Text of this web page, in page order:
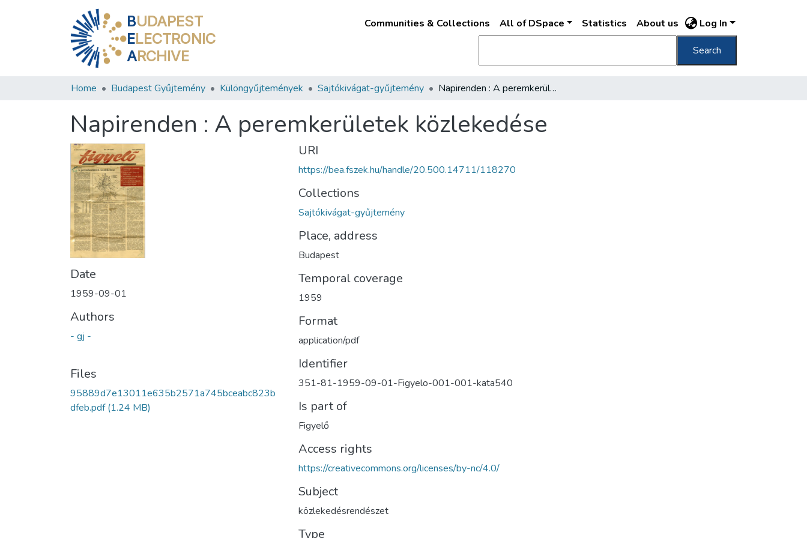
BUDAPEST
ELECTRONIC
ARCHIVE
Communities & Collections All of DSpace Statistics About us Log In
Search
Home Budapest Gyűjtemény Különgyűjtemények Sajtókivágat-gyűjtemény Napirenden : A peremkerületek közlekedése
Napirenden : A peremkerületek közlekedése
Date
1959-09-01
Authors
- gj -
Files
95889d7e13011e635b2571a745bceabc823b
dfeb.pdf(1.24 MB)
URI
https://bea.fszek.hu/handle/20.500.14711/118270
Collections
Sajtókivágat-gyűjtemény
Place, address
Budapest
Temporal coverage
1959
Format
application/pdf
Identifier
351-81-1959-09-01-Figyelo-001-001-kata540
Is part of
Figyelő
Access rights
https://creativecommons.org/licenses/by-nc/4.0/
Subject
közlekedésrendészet
Type